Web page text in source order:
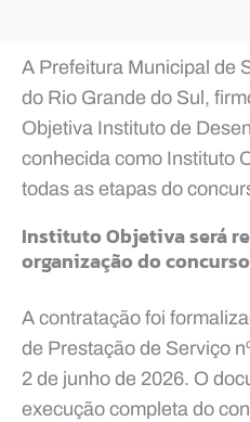
A Prefeitura Municipal de
do Rio Grande do Sul,
Objetiva Instituto de
conhecida como Instituto
todas as etapas do
Instituto Objetiva será
organização do concurso
A contratação foi
de Prestação de Serviço
2 de junho de 2026. O
execução completa do